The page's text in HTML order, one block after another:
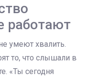
работают
умеют хвалить.
то, что слышали в
«Ты сегодня